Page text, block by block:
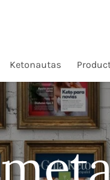
Ketonautas